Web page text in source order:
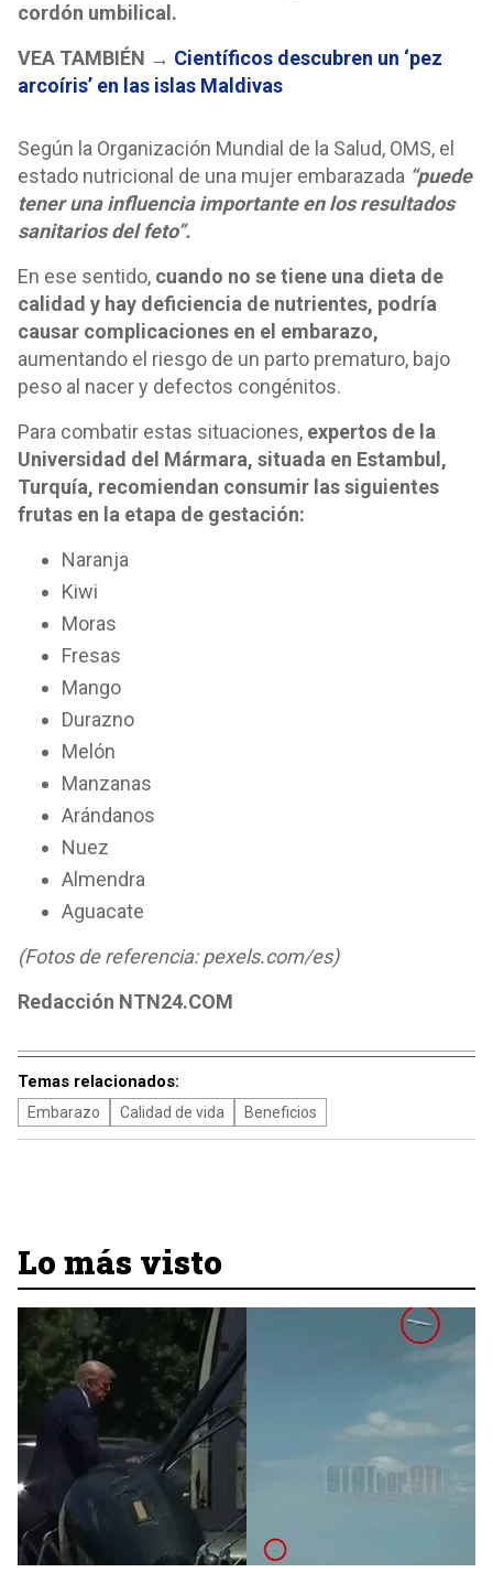
cordón umbilical.
VEA TAMBIÉN → Científicos descubren un ‘pez
arcoíris’ en las islas Maldivas
Según la Organización Mundial de la Salud, OMS, el
estado nutricional de una mujer embarazada “puede
tener una influencia importante en los resultados
sanitarios del feto”.
En ese sentido, cuando no se tiene una dieta de
calidad y hay deficiencia de nutrientes, podría
causar complicaciones en el embarazo,
aumentando el riesgo de un parto prematuro, bajo
peso al nacer y defectos congénitos.
Para combatir estas situaciones, expertos de la
Universidad del Mármara, situada en Estambul,
Turquía, recomiendan consumir las siguientes
frutas en la etapa de gestación:
Naranja
Kiwi
Moras
Fresas
Mango
Durazno
Melón
Manzanas
Arándanos
Nuez
Almendra
Aguacate
(Fotos de referencia: pexels.com/es)
Redacción NTN24.COM
Temas relacionados:
Embarazo Calidad de vida Beneficios
Lo más visto